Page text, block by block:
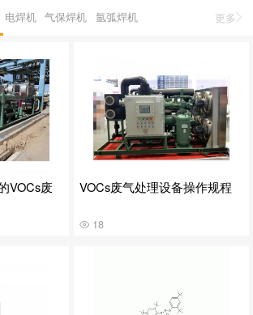
电焊机 气保焊机 氩弧焊机 更多
VOCs废
VOCs废气处理设备操作规程
18